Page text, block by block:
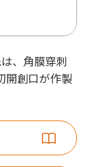
、角膜穿刺
開創口が作製